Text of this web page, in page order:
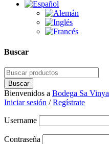
Buscar
Bienvenidos a Bodega Sa Vinya
Iniciar sesión /Regístrate
Username
Contraseña